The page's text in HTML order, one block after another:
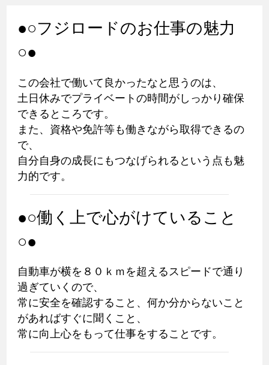
●○フジロードのお仕事の魅力
○●
この会社で働いて良かったなと思うのは、
土日休みでプライベートの時間がしっかり確保
できるところです。
また、資格や免許等も働きながら取得できるの
で、
自分自身の成長にもつなげられるという点も魅
力的です。
●○働く上で心がけていること
○●
自動車が横を８０ｋｍを超えるスピードで通り
過ぎていくので、
常に安全を確認すること、何か分からないこと
があればすぐに聞くこと、
常に向上心をもって仕事をすることです。